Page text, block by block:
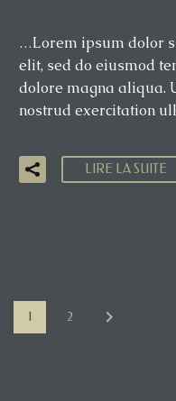
…Lorem ipsum dolor
elit, sed do eiusmod
dolore magna aliqua.
nostrud exercitation
LIRE LA SUITE
1 2